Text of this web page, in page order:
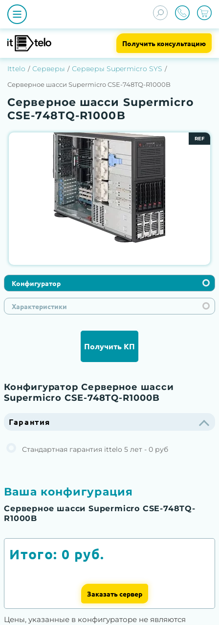
Получить консультацию
Ittelo Серверы Серверы Supermicro SYS
Серверное шасси Supermicro CSE-748TQ-R1000B
Серверное шасси Supermicro
CSE-748TQ-R1000B
REF
Конфигуратор
Характеристики
Получить КП
Конфигуратор Серверное шасси
Supermicro CSE-748TQ-R1000B
Гарантия
Стандартная гарантия ittelo 5 лет - 0 руб
Ваша конфигурация
Серверное шасси Supermicro CSE-748TQ-
R1000B
Итого: 0 руб.
Заказать сервер
Цены, указанные в конфигураторе не являются